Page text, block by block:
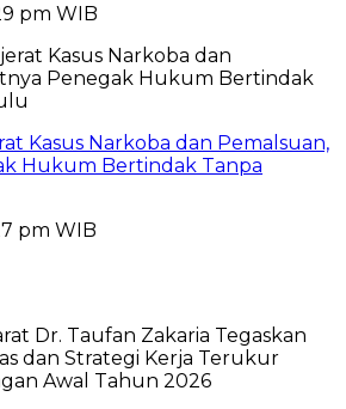
pm WIB
Kasus Narkoba dan Pemalsuan,
Hukum Bertindak Tanpa
pm WIB